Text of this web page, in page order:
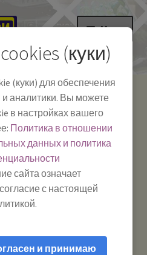
Меню
-
Телефон:+7-
391-249-1040
Тел.|WA|Telegram:
+79029904090
(куки)
(куки) для обеспечения
и аналитики. Вы можете
в настройках вашего
Политика в отношении
данных и политика
сайта означает
с настоящей
и принимаю